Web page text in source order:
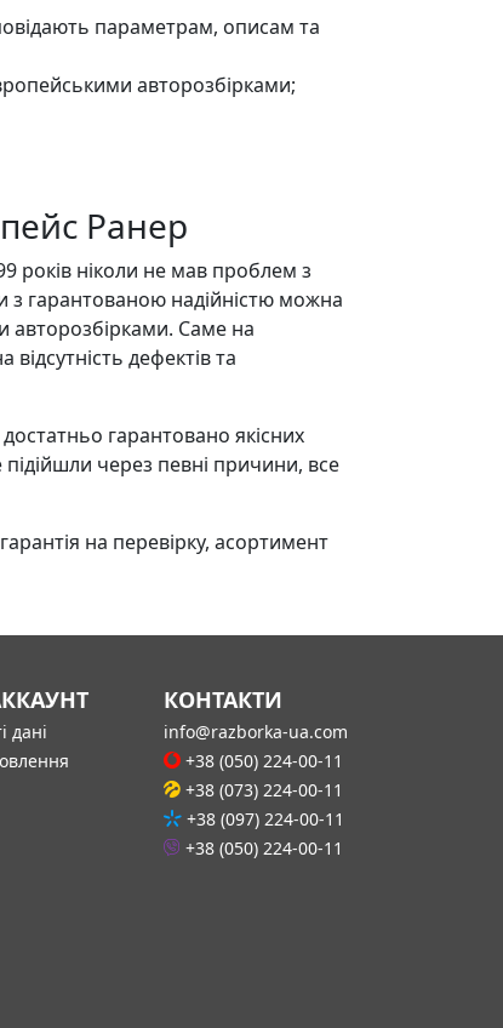
параметрам, описам та
авторозбірками;
Ранер
років ніколи не мав проблем з
з гарантованою надійністю можна
авторозбірками. Саме на
дефектів та
гарантовано якісних
через певні причини, все
на перевірку, асортимент
дані
КОНТАКТИ
info@razborka-ua.com
+38 (050) 224-00-11
+38 (073) 224-00-11
+38 (097) 224-00-11
+38 (050) 224-00-11